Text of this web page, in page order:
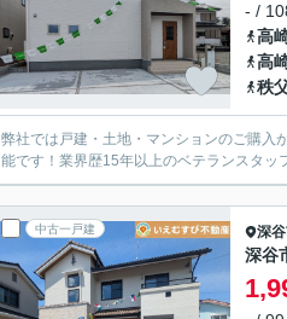
- /
高
高
秩
弊社では戸建・土地・マンションのご購入
能です！業界歴15年以上のベテランスタッ
中古一戸建 深
深谷